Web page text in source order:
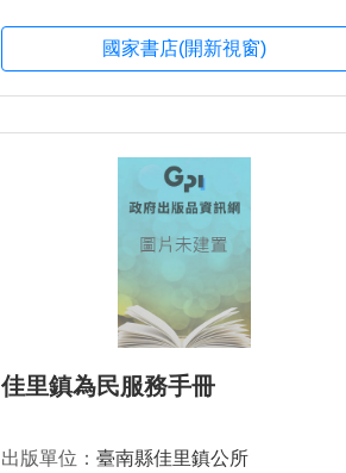
國家書店(開新視窗)
佳里鎮為民服務手冊
出版單位： 臺南縣佳里鎮公所